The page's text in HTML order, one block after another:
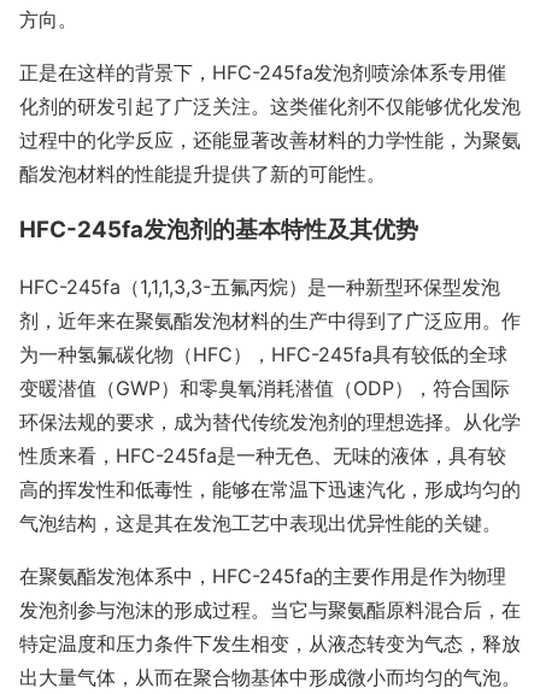
方向。
正是在这样的背景下，HFC-245fa发泡剂喷涂体系专用催
化剂的研发引起了广泛关注。这类催化剂不仅能够优化发泡
过程中的化学反应，还能显著改善材料的力学性能，为聚氨
酯发泡材料的性能提升提供了新的可能性。
HFC-245fa发泡剂的基本特性及其优势
HFC-245fa（1,1,1,3,3-五氟丙烷）是一种新型环保型发泡
剂，近年来在聚氨酯发泡材料的生产中得到了广泛应用。作
为一种氢氟碳化物（HFC），HFC-245fa具有较低的全球
变暖潜值（GWP）和零臭氧消耗潜值（ODP），符合国际
环保法规的要求，成为替代传统发泡剂的理想选择。从化学
性质来看，HFC-245fa是一种无色、无味的液体，具有较
高的挥发性和低毒性，能够在常温下迅速汽化，形成均匀的
气泡结构，这是其在发泡工艺中表现出优异性能的关键。
在聚氨酯发泡体系中，HFC-245fa的主要作用是作为物理
发泡剂参与泡沫的形成过程。当它与聚氨酯原料混合后，在
特定温度和压力条件下发生相变，从液态转变为气态，释放
出大量气体，从而在聚合物基体中形成微小而均匀的气泡。